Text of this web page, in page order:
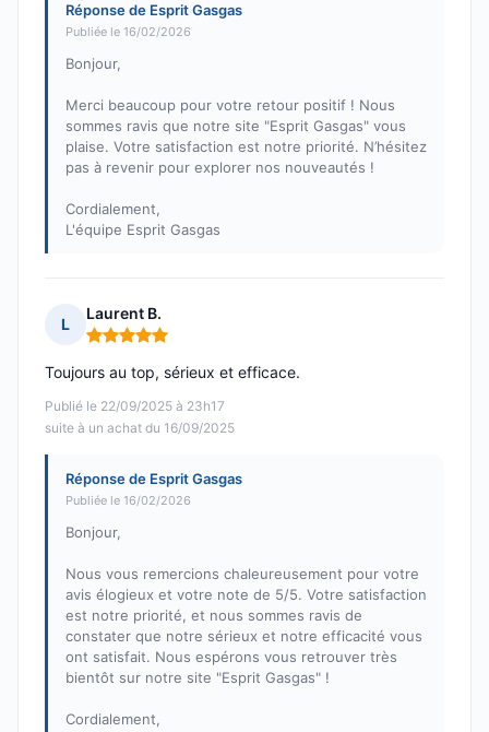
Réponse de Esprit Gasgas
Publiée le 16/02/2026
Bonjour,
Merci beaucoup pour votre retour positif ! Nous
sommes ravis que notre site "Esprit Gasgas" vous
plaise. Votre satisfaction est notre priorité. N’hésitez
pas à revenir pour explorer nos nouveautés !
Cordialement,
L'équipe Esprit Gasgas
L
Laurent B.
Note : 5 sur 5
Publié le 22/09/2025 à 23h17
suite à un achat du 16/09/2025
Toujours au top, sérieux et efficace.
Réponse de Esprit Gasgas
Publiée le 16/02/2026
Bonjour,
Nous vous remercions chaleureusement pour votre
avis élogieux et votre note de 5/5. Votre satisfaction
est notre priorité, et nous sommes ravis de
constater que notre sérieux et notre efficacité vous
ont satisfait. Nous espérons vous retrouver très
bientôt sur notre site "Esprit Gasgas" !
Cordialement,